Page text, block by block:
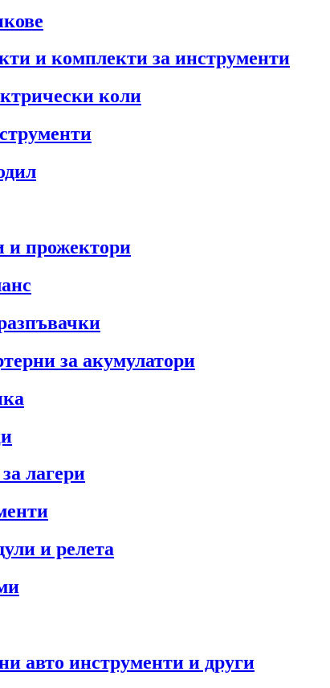
и комплекти за инструменти
коли
и прожектори
за акумулатори
лагери
и релета
авто инструменти и други